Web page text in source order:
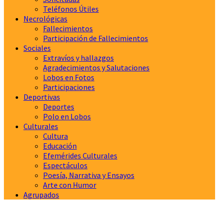
Teléfonos Útiles
Necrológicas
Fallecimientos
Participación de Fallecimientos
Sociales
Extravíos y hallazgos
Agradecimientos y Salutaciones
Lobos en Fotos
Participaciones
Deportivas
Deportes
Polo en Lobos
Culturales
Cultura
Educación
Efemérides Culturales
Espectáculos
Poesía, Narrativa y Ensayos
Arte con Humor
Agrupados